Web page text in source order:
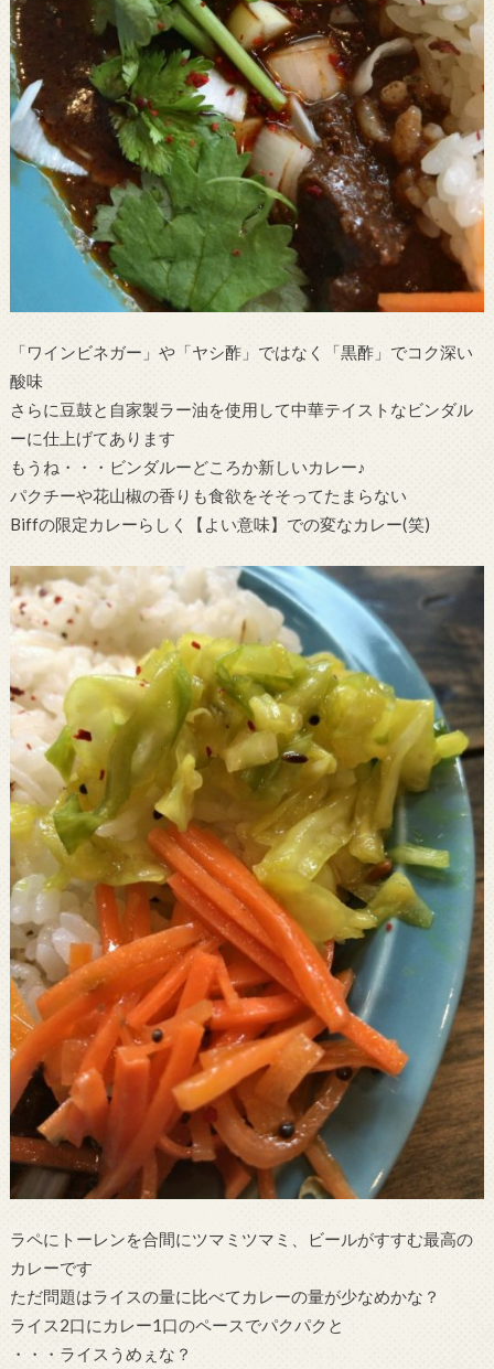
「ワインビネガー」や「ヤシ酢」ではなく「黒酢」でコク深い
酸味
さらに豆鼓と自家製ラー油を使用して中華テイストなビンダル
ーに仕上げてあります
もうね・・・ビンダルーどころか新しいカレー♪
パクチーや花山椒の香りも食欲をそそってたまらない
Biffの限定カレーらしく【よい意味】での変なカレー(笑)
ラペにトーレンを合間にツマミツマミ、ビールがすすむ最高の
カレーです
ただ問題はライスの量に比べてカレーの量が少なめかな？
ライス2口にカレー1口のペースでパクパクと
・・・ライスうめぇな？